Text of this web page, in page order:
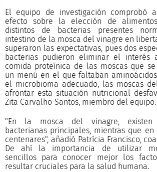
El equipo de investigación comprobó
efecto sobre la elección de
distintos de bacterias presentes
intestino de la mosca del vinagre en
superaron las expectativas, pues dos
bacterias pudieron eliminar el interés
comida proteínica de las moscas que
un menú en el que faltaban
el microbioma adecuado, las moscas
afrontar esta situación nutricional
Zita Carvalho-Santos, miembro del equipo.
"En la mosca del vinagre, existen
bacterianas principales, mientras que
centenares", añadió Patrícia Francisco,
De ahí la importancia de utilizar
sencillos para conocer mejor los
resultar cruciales para la salud humana.